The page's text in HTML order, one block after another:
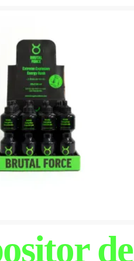
de